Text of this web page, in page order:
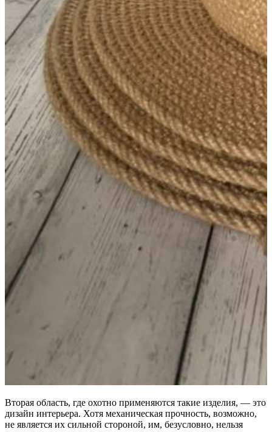
Вторая область, где охотно применяются такие изделия, — это
дизайн интерьера. Хотя механическая прочность, возможно,
не является их сильной стороной, им, безусловно, нельзя